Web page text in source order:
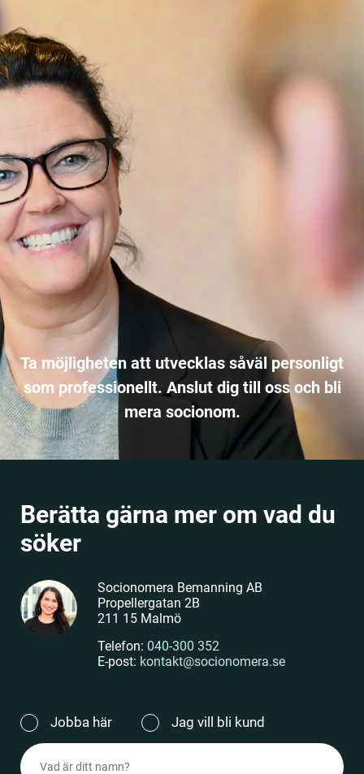
Ta möjligheten att utvecklas såväl personligt
som professionellt. Anslut dig till oss och bli
mera socionom.
Berätta gärna mer om vad du
söker
Socionomera Bemanning AB
Propellergatan 2B
211 15 Malmö
Telefon: 040-300 352
E-post: kontakt@socionomera.se
Jag
vill
(Obligatoriskt)
Jobba här Jag vill bli kund
Namn
(Obligatoriskt)